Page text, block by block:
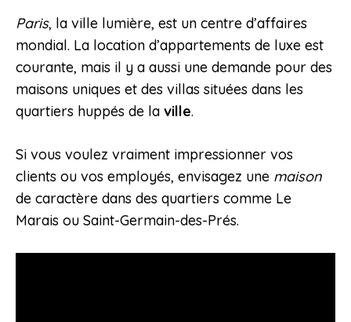
Paris, la ville lumière, est un centre d’affaires
mondial. La location d’appartements de luxe est
courante, mais il y a aussi une demande pour des
maisons uniques et des villas situées dans les
quartiers huppés de la ville.
Si vous voulez vraiment impressionner vos
clients ou vos employés, envisagez une maison
de caractère dans des quartiers comme Le
Marais ou Saint-Germain-des-Prés.